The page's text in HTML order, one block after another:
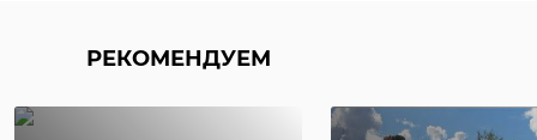
РЕКОМЕНДУЕМ